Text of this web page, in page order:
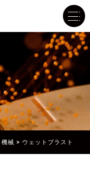
機械 > ウェットブラスト